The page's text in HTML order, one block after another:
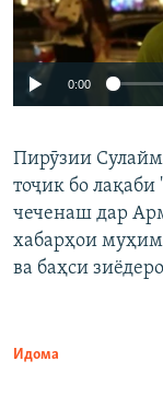
Auto
0:00
Пирӯзии
тоҷик бо
чеченаш дар
хабарҳои
ва баҳси
Идома